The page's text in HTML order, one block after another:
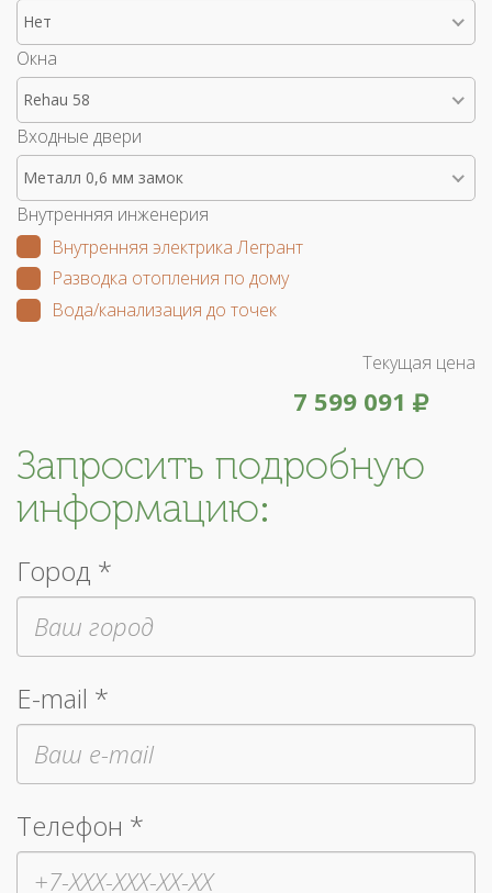
Нет
Окна
Rehau 58
Входные двери
Металл 0,6 мм замок
Внутренняя инженерия
Внутренняя электрика Легрант
Разводка отопления по дому
Вода/канализация до точек
Текущая цена
7 599 091
Запросить подробную
информацию:
Город *
E-mail *
Телефон *